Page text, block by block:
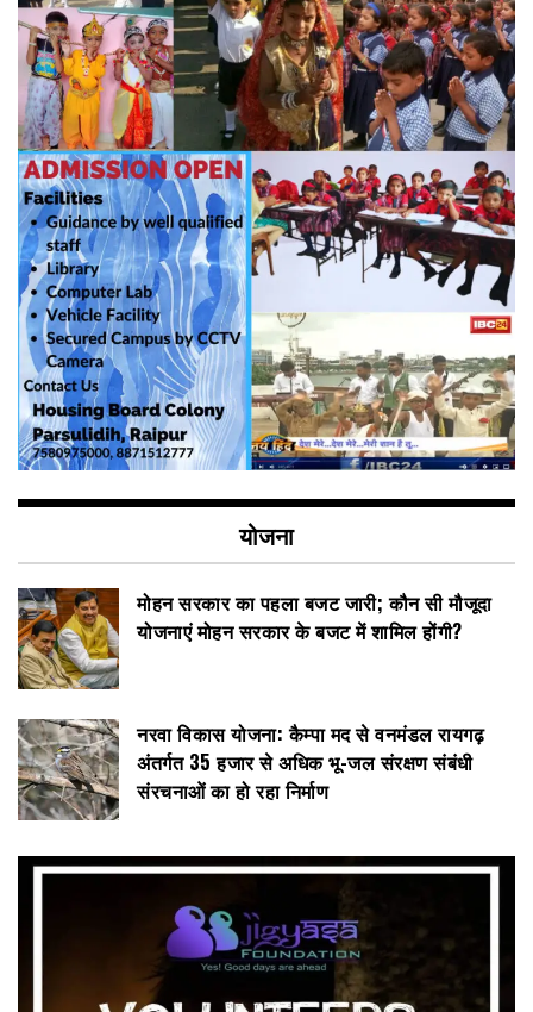
योजना
मोहन सरकार का पहला बजट जारी; कौन सी मौजूदा
योजनाएं मोहन सरकार के बजट में शामिल होंगी?
नरवा विकास योजना: कैम्पा मद से वनमंडल रायगढ़
अंतर्गत 35 हजार से अधिक भू-जल संरक्षण संबंधी
संरचनाओं का हो रहा निर्माण